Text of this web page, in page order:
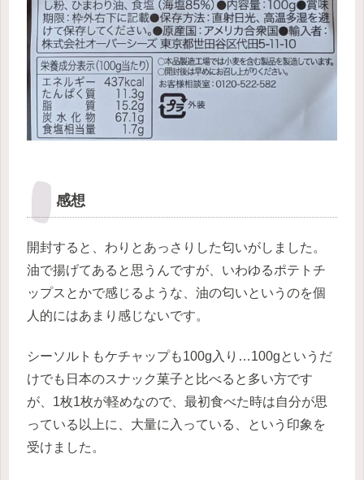
感想
開封すると、わりとあっさりした匂いがしました。
油で揚げてあると思うんですが、いわゆるポテトチ
ップスとかで感じるような、油の匂いというのを個
人的にはあまり感じないです。
シーソルトもケチャップも100g入り…100gというだ
けでも日本のスナック菓子と比べると多い方です
が、1枚1枚が軽めなので、最初食べた時は自分が思
っている以上に、大量に入っている、という印象を
受けました。